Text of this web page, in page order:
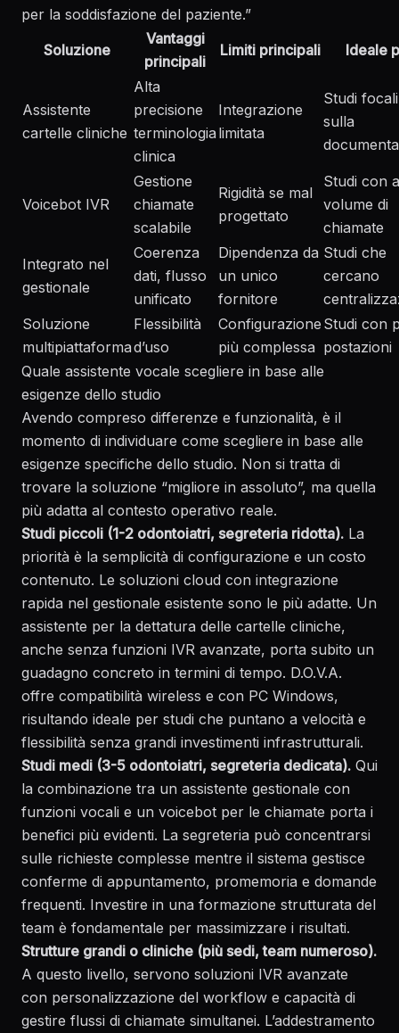
per la soddisfazione del paziente.”
Soluzione
Vantaggi
principali
Limiti principali Ideale
Assistente
cartelle cliniche
Alta
precisione
terminologia
clinica
Integrazione
limitata
Studi
sulla
Voicebot IVR
Gestione
chiamate
scalabile
Rigidità se mal
progettato
Studi con
volume di
chiamate
Integrato nel
gestionale
Coerenza
dati, flusso
unificato
Dipendenza da
un unico
fornitore
Studi che
cercano
Soluzione
multipiattaforma
Flessibilità
d’uso
Configurazione
più complessa
Studi con
postazioni
Quale assistente vocale scegliere in base alle
esigenze dello studio
Avendo compreso differenze e funzionalità, è il
momento di individuare come scegliere in base alle
esigenze specifiche dello studio. Non si tratta di
trovare la soluzione “migliore in assoluto”, ma quella
più adatta al contesto operativo reale.
Studi piccoli (1-2 odontoiatri, segreteria ridotta). La
priorità è la semplicità di configurazione e un costo
contenuto. Le soluzioni cloud con integrazione
rapida nel gestionale esistente sono le più adatte. Un
assistente per la dettatura delle cartelle cliniche,
anche senza funzioni IVR avanzate, porta subito un
guadagno concreto in termini di tempo. D.O.V.A.
offre compatibilità wireless e con PC Windows,
risultando ideale per studi che puntano a velocità e
flessibilità senza grandi investimenti infrastrutturali.
Studi medi (3-5 odontoiatri, segreteria dedicata). Qui
la combinazione tra un assistente gestionale con
funzioni vocali e un voicebot per le chiamate porta i
benefici più evidenti. La segreteria può concentrarsi
sulle richieste complesse mentre il sistema gestisce
conferme di appuntamento, promemoria e domande
frequenti. Investire in una formazione strutturata del
team è fondamentale per massimizzare i risultati.
Strutture grandi o cliniche (più sedi, team numeroso).
A questo livello, servono soluzioni IVR avanzate
con personalizzazione del workflow e capacità di
gestire flussi di chiamate simultanei. L’addestramento